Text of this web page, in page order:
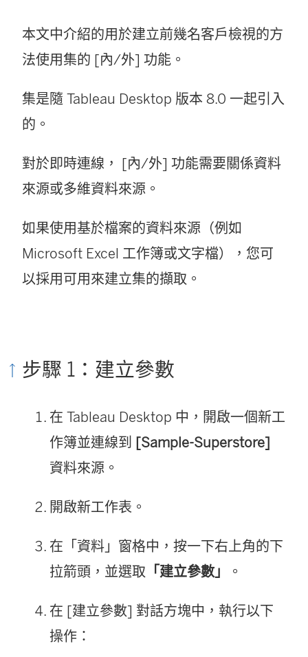
本文中介紹的用於建立前幾名客戶檢視的方
法使用集的 [內/外] 功能。
集是隨 Tableau Desktop 版本 8.0 一起引入
的。
對於即時連線， [內/外] 功能需要關係資料
來源或多維資料來源。
如果使用基於檔案的資料來源（例如
Microsoft Excel 工作簿或文字檔），您可
以採用可用來建立集的擷取。
步驟 1：建立參數
在 Tableau Desktop 中，開啟一個新工
作簿並連線到 [Sample-Superstore]
資料來源。
開啟新工作表。
在「資料」窗格中，按一下右上角的下
拉箭頭，並選取 「建立參數」 。
在 [建立參數] 對話方塊中，執行以下
操作：